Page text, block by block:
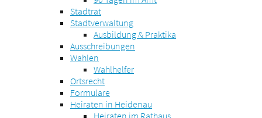
Stadtrat
Stadtverwaltung
Ausbildung & Praktika
Ausschreibungen
Wahlen
Wahlhelfer
Ortsrecht
Formulare
Heiraten in Heidenau